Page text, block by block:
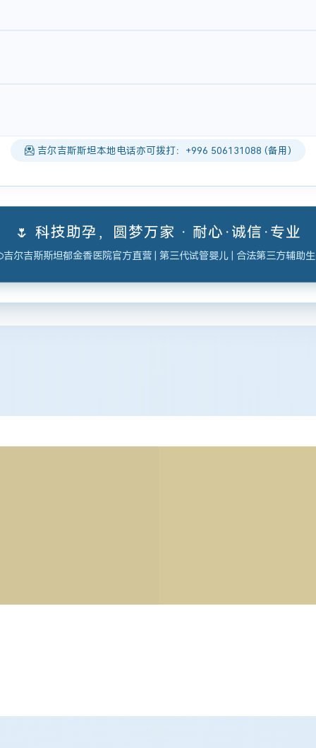
吉尔吉斯斯坦本地电话亦可拨打：+996 506131088 (备用)
🌷 科技助孕，圆梦万家 · 耐心·诚信·专业
吉尔吉斯斯坦郁金香医院官方直营 | 第三代试管婴儿 | 合法第三方辅助